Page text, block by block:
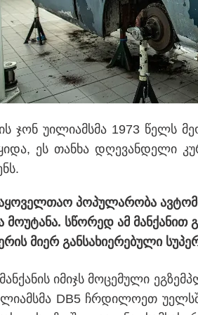
"ცხელი
"ბურბუშელა“
ჯონ უი­ლი­ამსმა 1973 წელს
ეს თან­ხა დღე­ვან­დე­ლი
პო­პუ­ლა­რო­ბა
მო­უ­ტა­ნა. სწო­რედ ამ
მიერ გან­სა­ხი­ე­რე­ბუ­ლი
იმიჯს მო­ცე­მუ­ლი
DB5 ჩრდი­ლო­ეთ